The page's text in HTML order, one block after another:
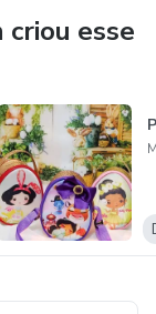
ChatGPT”, ele
oferecendo
aproveitar as
o mercado.
— Matheus
esse